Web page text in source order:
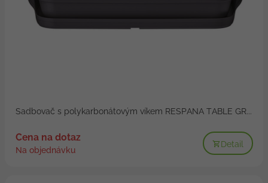
Sadbovač s polykarbonátovým víkem RESPANA TABLE GR...
Cena na dotaz
Na objednávku
Detail